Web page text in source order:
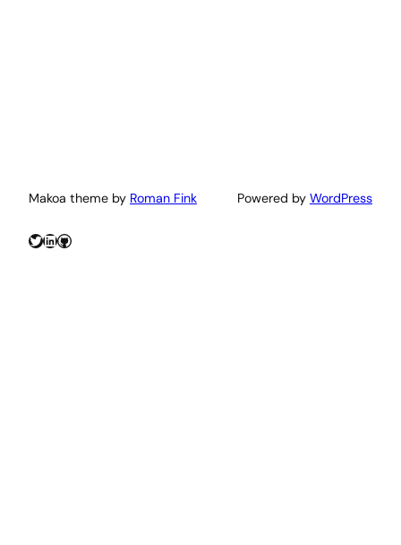
Makoa theme by Roman Fink Powered by WordPress
Twitter
LinkedIn
GitHub